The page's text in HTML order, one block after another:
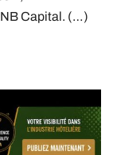
Capital. (…)